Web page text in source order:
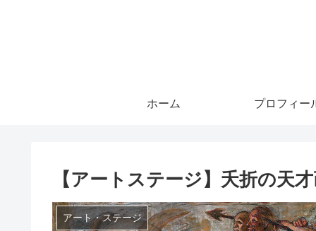
ホーム プロフィー
【アートステージ】夭折の天
アート・ステージ